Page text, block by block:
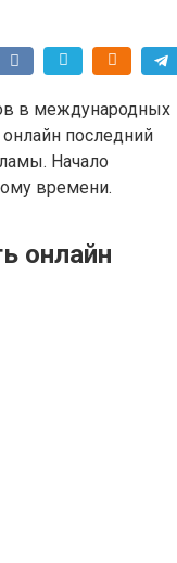
в международных
последний
Начало
времени.
онлайн